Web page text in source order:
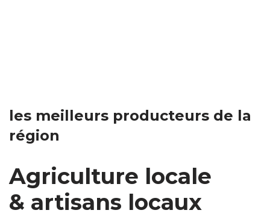
les meilleurs producteurs de la
région
Agriculture locale
& artisans locaux